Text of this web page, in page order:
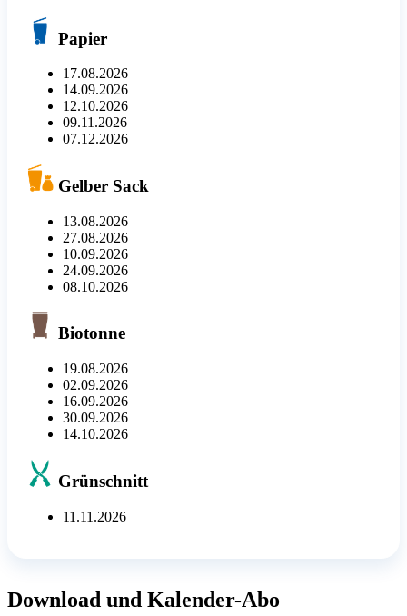
Papier
17.08.2026
14.09.2026
12.10.2026
09.11.2026
07.12.2026
Gelber Sack
13.08.2026
27.08.2026
10.09.2026
24.09.2026
08.10.2026
Biotonne
19.08.2026
02.09.2026
16.09.2026
30.09.2026
14.10.2026
Grünschnitt
11.11.2026
Download und Kalender-Abo